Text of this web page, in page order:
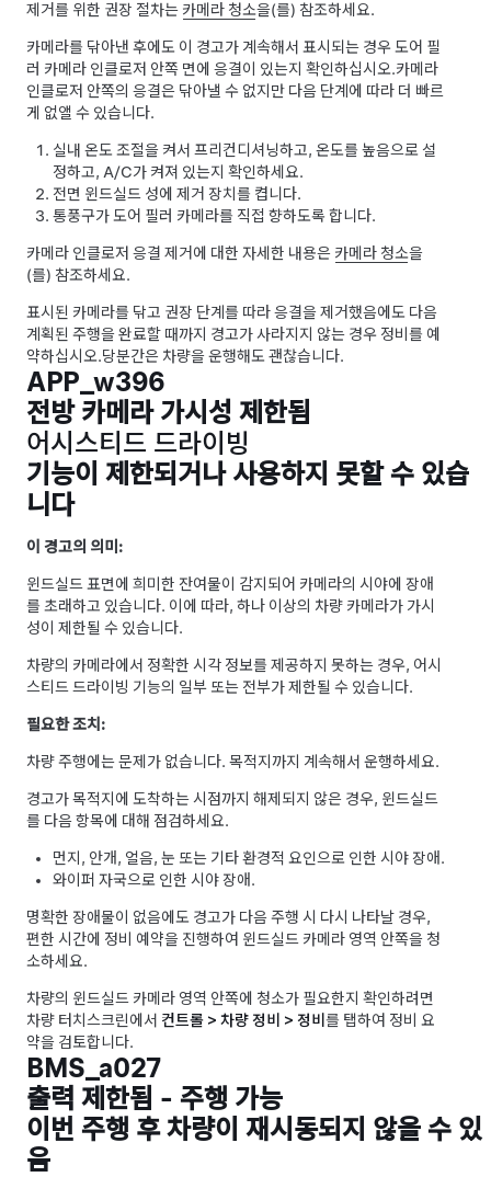
제거를 위한 권장 절차는 카메라 청소을(를) 참조하세요.
카메라를 닦아낸 후에도 이 경고가 계속해서 표시되는 경우 도어 필
러 카메라 인클로저 안쪽 면에 응결이 있는지 확인하십시오.카메라
인클로저 안쪽의 응결은 닦아낼 수 없지만 다음 단계에 따라 더 빠르
게 없앨 수 있습니다.
실내 온도 조절을 켜서 프리컨디셔닝하고, 온도를 높음으로 설
정하고, A/C가 켜져 있는지 확인하세요.
전면 윈드실드 성에 제거 장치를 켭니다.
통풍구가 도어 필러 카메라를 직접 향하도록 합니다.
카메라 인클로저 응결 제거에 대한 자세한 내용은 카메라 청소을
(를) 참조하세요.
표시된 카메라를 닦고 권장 단계를 따라 응결을 제거했음에도 다음
계획된 주행을 완료할 때까지 경고가 사라지지 않는 경우 정비를 예
약하십시오.당분간은 차량을 운행해도 괜찮습니다.
APP_w396
전방 카메라 가시성 제한됨
어시스티드 드라이빙
기능이 제한되거나 사용하지 못할 수 있습
니다
이 경고의 의미:
윈드실드 표면에 희미한 잔여물이 감지되어 카메라의 시야에 장애
를 초래하고 있습니다. 이에 따라, 하나 이상의 차량 카메라가 가시
성이 제한될 수 있습니다.
차량의 카메라에서 정확한 시각 정보를 제공하지 못하는 경우, 어시
스티드 드라이빙 기능의 일부 또는 전부가 제한될 수 있습니다.
필요한 조치:
차량 주행에는 문제가 없습니다. 목적지까지 계속해서 운행하세요.
경고가 목적지에 도착하는 시점까지 해제되지 않은 경우, 윈드실드
를 다음 항목에 대해 점검하세요.
먼지, 안개, 얼음, 눈 또는 기타 환경적 요인으로 인한 시야 장애.
와이퍼 자국으로 인한 시야 장애.
명확한 장애물이 없음에도 경고가 다음 주행 시 다시 나타날 경우,
편한 시간에 정비 예약을 진행하여 윈드실드 카메라 영역 안쪽을 청
소하세요.
차량의 윈드실드 카메라 영역 안쪽에 청소가 필요한지 확인하려면
차량 터치스크린에서 컨트롤 > 차량 정비 > 정비 를 탭하여 정비 요
약을 검토합니다.
BMS_a027
출력 제한됨 - 주행 가능
이번 주행 후 차량이 재시동되지 않을 수 있
음